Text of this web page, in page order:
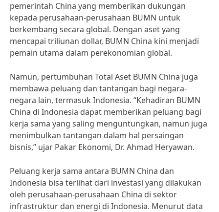
pemerintah China yang memberikan dukungan
kepada perusahaan-perusahaan BUMN untuk
berkembang secara global. Dengan aset yang
mencapai triliunan dollar, BUMN China kini menjadi
pemain utama dalam perekonomian global.
Namun, pertumbuhan Total Aset BUMN China juga
membawa peluang dan tantangan bagi negara-
negara lain, termasuk Indonesia. “Kehadiran BUMN
China di Indonesia dapat memberikan peluang bagi
kerja sama yang saling menguntungkan, namun juga
menimbulkan tantangan dalam hal persaingan
bisnis,” ujar Pakar Ekonomi, Dr. Ahmad Heryawan.
Peluang kerja sama antara BUMN China dan
Indonesia bisa terlihat dari investasi yang dilakukan
oleh perusahaan-perusahaan China di sektor
infrastruktur dan energi di Indonesia. Menurut data